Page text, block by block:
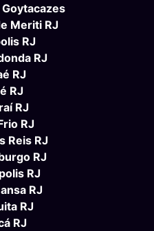
Meriti RJ
RJ
RJ
RJ
RJ
RJ
RJ
Reis RJ
RJ
RJ
RJ
RJ
RJ